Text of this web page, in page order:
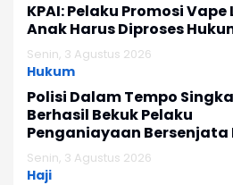
KPAI: Pelaku Promosi
Anak Harus Diproses
Senin, 3 Agustus 2026
Hukum
Polisi Dalam Tempo
Berhasil Bekuk Pelaku
Penganiayaan
di Sukapura
Senin, 3 Agustus 2026
Haji